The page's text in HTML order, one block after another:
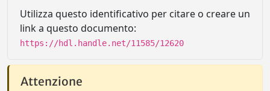
Utilizza questo identificativo per citare o creare un
link a questo documento:
https://hdl.handle.net/11585/12620
Attenzione